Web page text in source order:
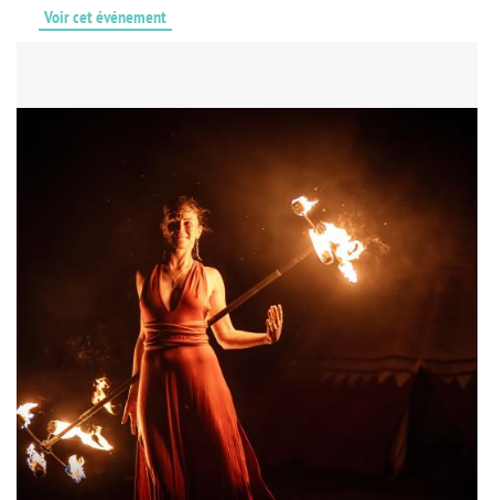
Voir cet événement